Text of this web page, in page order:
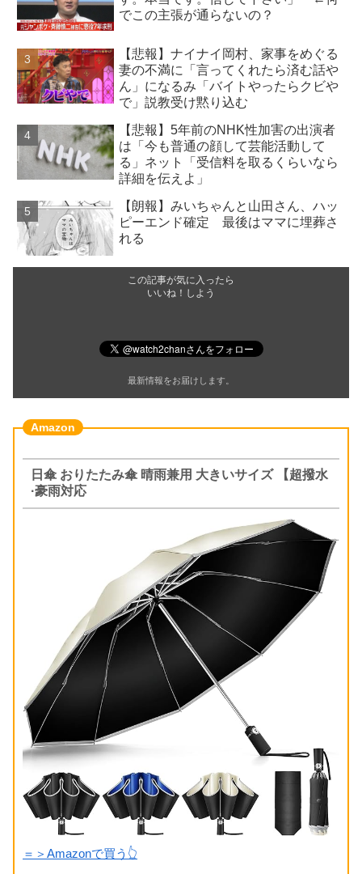
でこの主張が通らないの？
【悲報】ナイナイ岡村、家事をめぐる
妻の不満に「言ってくれたら済む話や
ん」になるみ「バイトやったらクビや
で」説教受け黙り込む
【悲報】5年前のNHK性加害の出演者
は「今も普通の顔して芸能活動して
る」ネット「受信料を取るくらいなら
詳細を伝えよ」
【朗報】みいちゃんと山田さん、ハッ
ピーエンド確定 最後はママに埋葬さ
れる
この記事が気に入ったら
いいね！しよう
最新情報をお届けします。
日傘 おりたたみ傘 晴雨兼用 大きいサイズ 【超撥水
·豪雨対応
＝＞Amazonで買う👆